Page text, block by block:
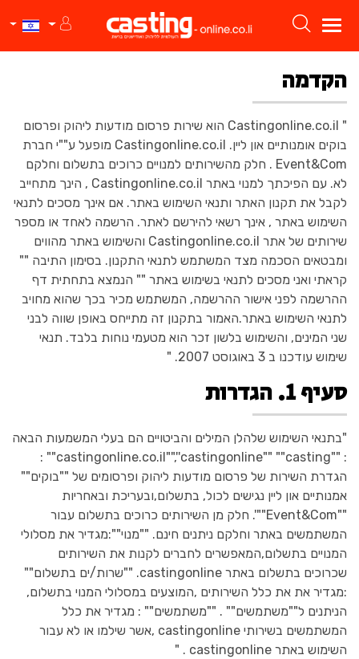
הקדמה
" Castingonline.co.il הוא שירות פרסום מודעות ליהוק ופרסום
בוקים אומנותיים און ליין. Castingonline.co.il מופעל ע""י חברת
Event&Com . חלק מהשירותים למנויים כרוכים בתשלום וחלקם
לא. עם הפיכתך למנוי באתר Castingonline.co.il , הינך מתחייב
לקבל את תקנון האתר ותנאי השימוש באתר. אם אינך מסכים לתנאי
השימוש באתר , אינך רשאי להירשם לאתר. הרשמה לאחד או מספר
שירותים של אתר Castingonline.co.il והשימוש באתר מהווים
ומבטאים הסכמה מצד המשתמש לתנאי התקנון. בסימון התיבה ""
קראתי ואני מסכים לתנאי בשימוש באתר "" הנמצא בתחתית דף
ההרשמה לפני אישור ההרשמה, המשתמש מכיר בכך שהוא מחויב
לתנאי השימוש באתר.האמור בתקנון זה מתייחס באופן שווה לבני
שני המינים, והשימוש בלשון זכר הוא מטעמי נוחות בלבד. תנאי
שימוש עודכנו ב 3 באוגוסט 2007. "
סעיף 1. הגדרות
"בתנאי השימוש שלהלן המילים והביטויים הם בעלי המשמעות הבאה
: ""castingonline.co.il"",''castingonline"" ""casting"" :
הגדרת השירות של פרסום מודעות ליהוק ופרסומים של ""בוקים""
אמנותיים און ליין נגישים לכול, בתשלום,ובעריכת ובאחריות
""Event&Com""'. חלק מן השירותים כרוכים בתשלום עבור
המשתמשים באתר וחלקם ניתנים חינם. ""מנוי"":מגדיר את מסלולי
המנויים בתשלום,המאפשרים לחברים לקנות את השירותים
שכרוכים בתשלום באתר castingonline. ""שרות/ים בתשלום""
:מגדיר את את כלל השירותים ,המוצעים במסלולי המנוי בתשלום,
הניתנים ל""משתמשים"" . ""משתמשים"" : מגדיר את כלל
המשתמשים בשירותי castingonline ,אשר שילמו או לא עבור
השימוש באתר castingonline . "